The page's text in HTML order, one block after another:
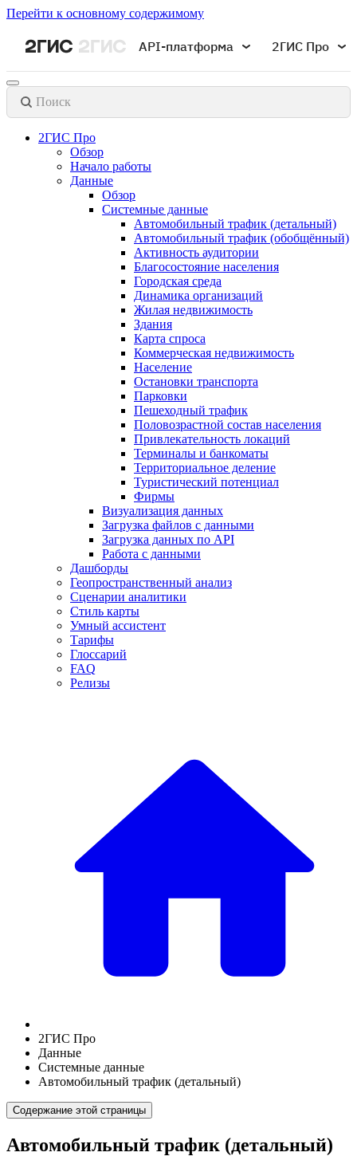
Перейти к основному содержимому
API-платформа 2ГИС Про
Поиск
2ГИС Про
Обзор
Начало работы
Данные
Обзор
Системные данные
Автомобильный трафик (детальный)
Автомобильный трафик (обобщённый)
Активность аудитории
Благосостояние населения
Городская среда
Динамика организаций
Жилая недвижимость
Здания
Карта спроса
Коммерческая недвижимость
Население
Остановки транспорта
Парковки
Пешеходный трафик
Половозрастной состав населения
Привлекательность локаций
Терминалы и банкоматы
Территориальное деление
Туристический потенциал
Фирмы
Визуализация данных
Загрузка файлов с данными
Загрузка данных по API
Работа с данными
Дашборды
Геопространственный анализ
Сценарии аналитики
Стиль карты
Умный ассистент
Тарифы
Глоссарий
FAQ
Релизы
2ГИС Про
Данные
Системные данные
Автомобильный трафик (детальный)
Содержание этой страницы
Автомобильный трафик (детальный)